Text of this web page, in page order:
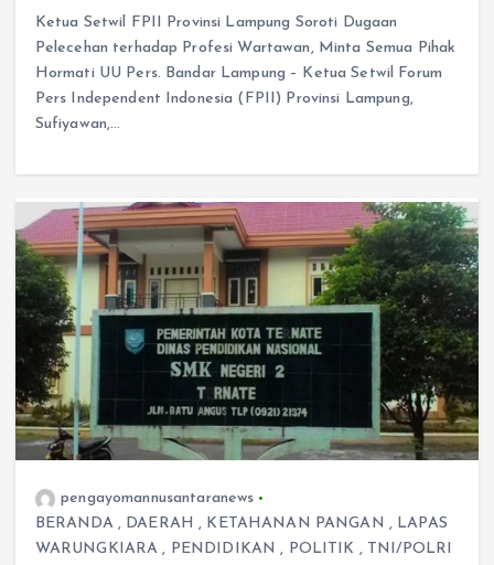
Ketua Setwil FPII Provinsi Lampung Soroti Dugaan
Pelecehan terhadap Profesi Wartawan, Minta Semua Pihak
Hormati UU Pers. Bandar Lampung – Ketua Setwil Forum
Pers Independent Indonesia (FPII) Provinsi Lampung,
Sufiyawan,…
pengayomannusantaranews
BERANDA, DAERAH , KETAHANAN PANGAN , LAPAS
WARUNGKIARA , PENDIDIKAN , POLITIK , TNI/POLRI